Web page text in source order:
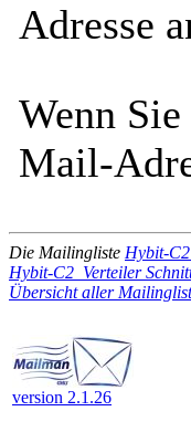
Adresse
Wenn
Mail-
Die Mailingliste Hybit-
Hybit-C2_Verteiler
Übersicht aller
version 2.1.26